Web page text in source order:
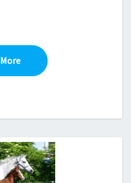
Read More